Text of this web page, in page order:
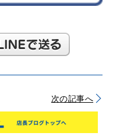
次の記事へ